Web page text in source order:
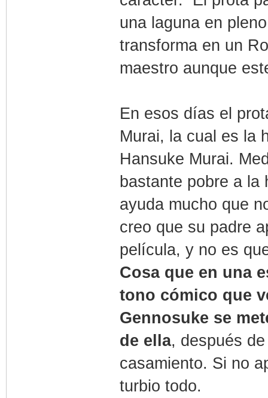
una laguna en
transforma en un
maestro aunque
En esos días el
Murai, la cual es la
Hansuke Murai.
bastante pobre a la
ayuda mucho que
creo que su padre
película, y no es
Cosa que en una
tono cómico que
Gennosuke se
de ella, después
casamiento. Si no
turbio todo.